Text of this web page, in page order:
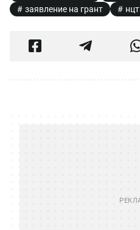
заявление на грант
нцт